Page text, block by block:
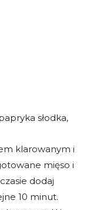
słodka,
klarowanym i
mięso i
dodaj
10 minut.